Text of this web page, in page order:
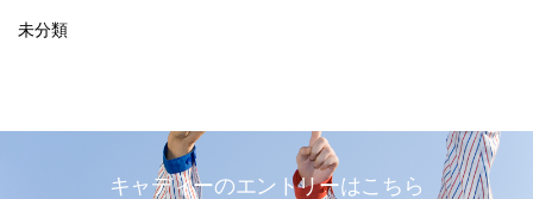
未分類
キャディーのエントリーはこちら